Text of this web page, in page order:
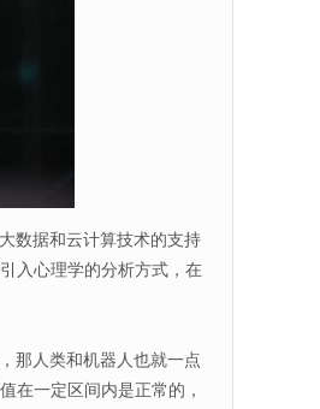
数据和云计算技术的支持
入心理学的分析方式，在
那人类和机器人也就一点
在一定区间内是正常的，